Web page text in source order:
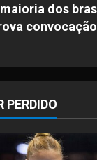
dos
convocação
PERDIDO